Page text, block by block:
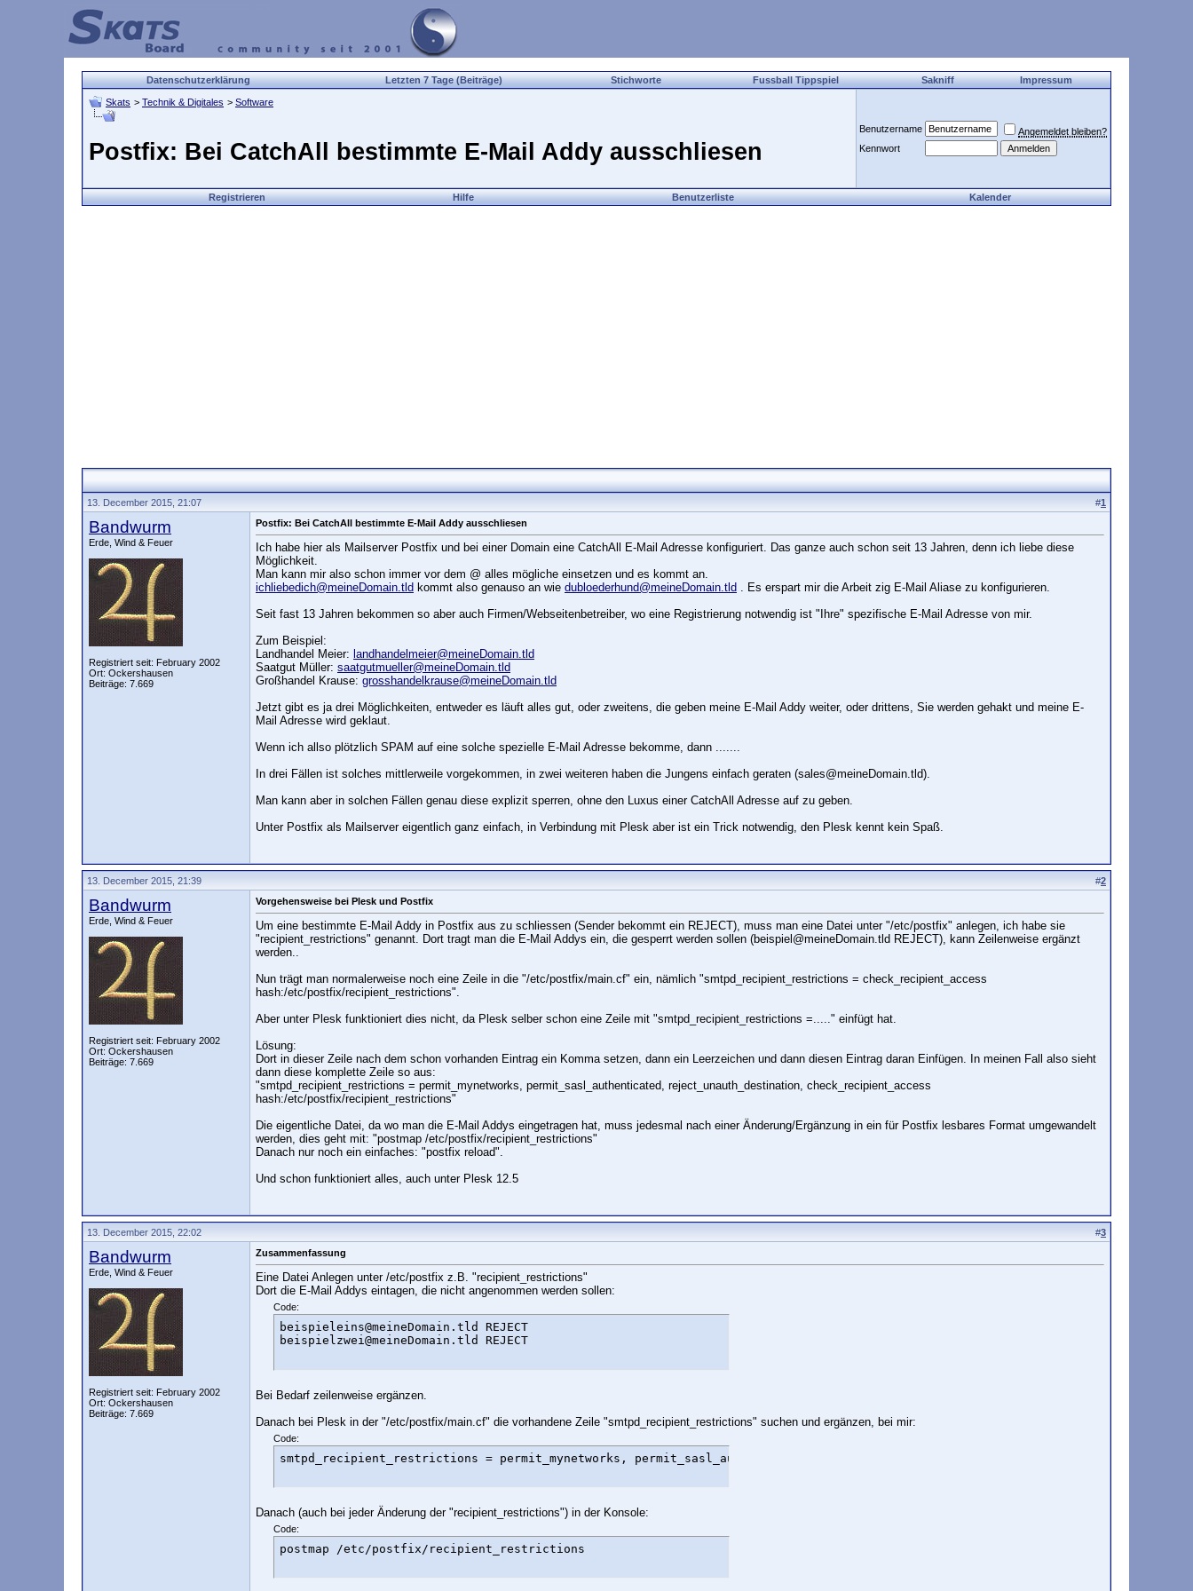
Datenschutzerklärung Letzten 7 Tage (Beiträge) Stichworte Fussball Tippspiel Sakniff Impressum
Skats > Technik & Digitales > Software
Postfix: Bei CatchAll bestimmte E-Mail Addy ausschliesen
Benutzername
Angemeldet bleiben?
Kennwort
Registrieren Hilfe Benutzerliste Kalender
13. December 2015, 21:07 #1
Bandwurm
Erde, Wind & Feuer
Registriert seit: February 2002
Ort: Ockershausen
Beiträge: 7.669
Postfix: Bei CatchAll bestimmte E-Mail Addy ausschliesen
Ich habe hier als Mailserver Postfix und bei einer Domain eine CatchAll E-Mail Adresse konfiguriert. Das ganze auch schon seit 13 Jahren, denn ich liebe diese
Möglichkeit.
Man kann mir also schon immer vor dem @ alles mögliche einsetzen und es kommt an.
ichliebedich@meineDomain.tld kommt also genauso an wie dubloederhund@meineDomain.tld . Es erspart mir die Arbeit zig E-Mail Aliase zu konfigurieren.
Seit fast 13 Jahren bekommen so aber auch Firmen/Webseitenbetreiber, wo eine Registrierung notwendig ist "Ihre" spezifische E-Mail Adresse von mir.
Zum Beispiel:
Landhandel Meier: landhandelmeier@meineDomain.tld
Saatgut Müller: saatgutmueller@meineDomain.tld
Großhandel Krause: grosshandelkrause@meineDomain.tld
Jetzt gibt es ja drei Möglichkeiten, entweder es läuft alles gut, oder zweitens, die geben meine E-Mail Addy weiter, oder drittens, Sie werden gehakt und meine E-
Mail Adresse wird geklaut.
Wenn ich allso plötzlich SPAM auf eine solche spezielle E-Mail Adresse bekomme, dann .......
In drei Fällen ist solches mittlerweile vorgekommen, in zwei weiteren haben die Jungens einfach geraten (sales@meineDomain.tld).
Man kann aber in solchen Fällen genau diese explizit sperren, ohne den Luxus einer CatchAll Adresse auf zu geben.
Unter Postfix als Mailserver eigentlich ganz einfach, in Verbindung mit Plesk aber ist ein Trick notwendig, den Plesk kennt kein Spaß.
13. December 2015, 21:39 #2
Bandwurm
Erde, Wind & Feuer
Registriert seit: February 2002
Ort: Ockershausen
Beiträge: 7.669
Vorgehensweise bei Plesk und Postfix
Um eine bestimmte E-Mail Addy in Postfix aus zu schliessen (Sender bekommt ein REJECT), muss man eine Datei unter "/etc/postfix" anlegen, ich habe sie
"recipient_restrictions" genannt. Dort tragt man die E-Mail Addys ein, die gesperrt werden sollen (beispiel@meineDomain.tld REJECT), kann Zeilenweise ergänzt
werden..
Nun trägt man normalerweise noch eine Zeile in die "/etc/postfix/main.cf" ein, nämlich "smtpd_recipient_restrictions = check_recipient_access
hash:/etc/postfix/recipient_restrictions".
Aber unter Plesk funktioniert dies nicht, da Plesk selber schon eine Zeile mit "smtpd_recipient_restrictions =....." einfügt hat.
Lösung:
Dort in dieser Zeile nach dem schon vorhanden Eintrag ein Komma setzen, dann ein Leerzeichen und dann diesen Eintrag daran Einfügen. In meinen Fall also sieht
dann diese komplette Zeile so aus:
"smtpd_recipient_restrictions = permit_mynetworks, permit_sasl_authenticated, reject_unauth_destination, check_recipient_access
hash:/etc/postfix/recipient_restrictions"
Die eigentliche Datei, da wo man die E-Mail Addys eingetragen hat, muss jedesmal nach einer Änderung/Ergänzung in ein für Postfix lesbares Format umgewandelt
werden, dies geht mit: "postmap /etc/postfix/recipient_restrictions"
Danach nur noch ein einfaches: "postfix reload".
Und schon funktioniert alles, auch unter Plesk 12.5
13. December 2015, 22:02 #3
Bandwurm
Erde, Wind & Feuer
Registriert seit: February 2002
Ort: Ockershausen
Beiträge: 7.669
Zusammenfassung
Eine Datei Anlegen unter /etc/postfix z.B. "recipient_restrictions"
Dort die E-Mail Addys eintagen, die nicht angenommen werden sollen:
Code:
beispieleins@meineDomain.tld REJECT
beispielzwei@meineDomain.tld REJECT
Bei Bedarf zeilenweise ergänzen.
Danach bei Plesk in der "/etc/postfix/main.cf" die vorhandene Zeile "smtpd_recipient_restrictions" suchen und ergänzen, bei mir:
Code:
smtpd_recipient_restrictions = permit_mynetworks, permit_sasl_authenticated, reject_unauth_destination,
Danach (auch bei jeder Änderung der "recipient_restrictions") in der Konsole:
Code:
postmap /etc/postfix/recipient_restrictions